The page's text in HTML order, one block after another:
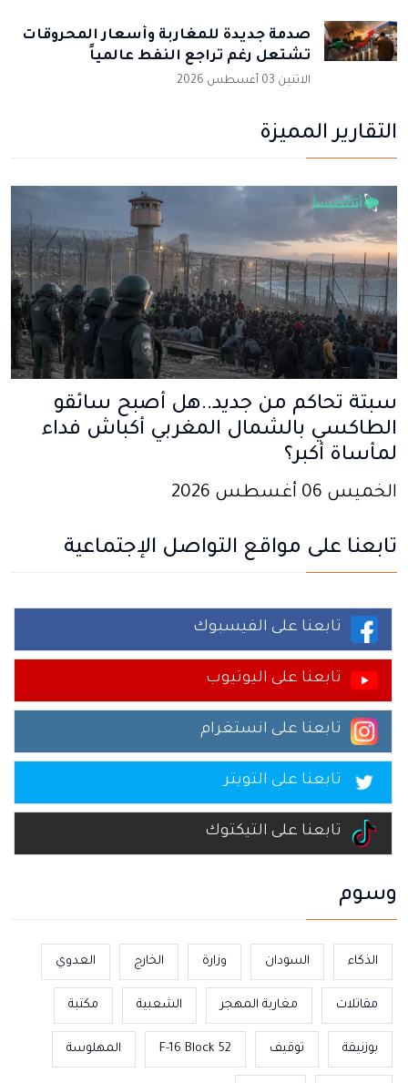
صدمة جديدة للمغاربة وأسعار المحروقات
تشتعل رغم تراجع النفط عالمياً
الاثنين 03 أغسطس 2026
التقارير المميزة
سبتة تحاكم من جديد..هل أصبح سائقو
الطاكسي بالشمال المغربي أكباش فداء
لمأساة أكبر؟
الخميس 06 أغسطس 2026
تابعنا على مواقع التواصل الإجتماعية
تابعنا على الفيسبوك
تابعنا على اليوتيوب
تابعنا على انستغرام
تابعنا على التويتر
تابعنا على التيكتوك
وسوم
الذكاء السودان وزارة الخارج العدوي
مقاتلات مغاربة المهجر الشعبية مكتبة
بوزنيقة توقيف F-16 Block 52 المهلوسة